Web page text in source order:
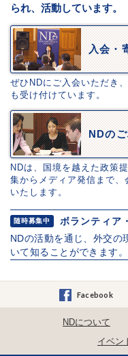
られ、活動しています。
入会・
ぜひNDにご入会いただき
も受け付けています。
NDの
NDは、国境を越えた政策
集からメディア発信まで
いたします。
随時募集中
ボランティア
NDの活動を通じ、外交の
いて知ることができます。
Facebook
NDについて
イベン